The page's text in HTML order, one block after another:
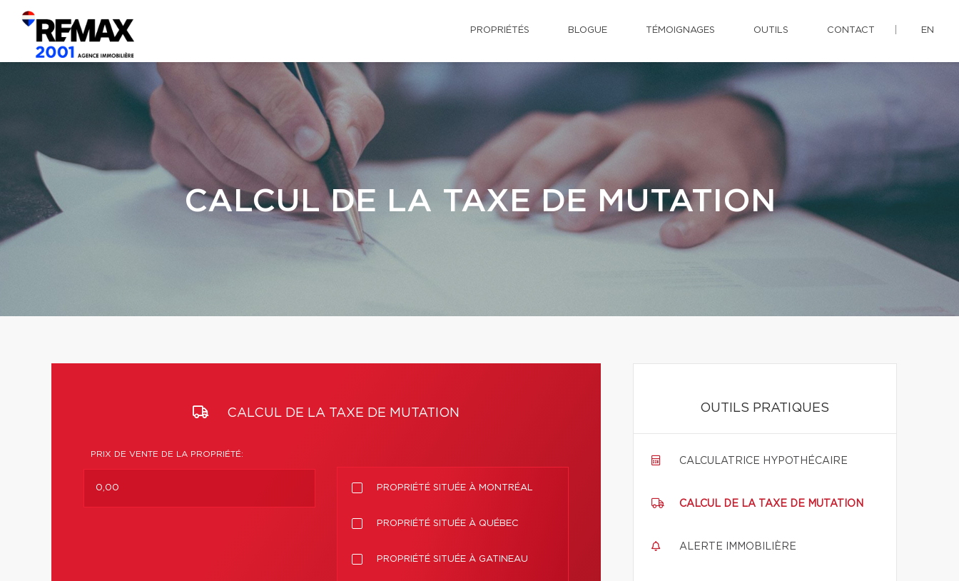
PROPRIÉTÉS BLOGUE TÉMOIGNAGES OUTILS CONTACT EN
CALCUL DE LA TAXE DE MUTATION
CALCUL DE LA TAXE DE MUTATION
PRIX DE VENTE DE LA PROPRIÉTÉ:
PROPRIÉTÉ SITUÉE À MONTRÉAL
PROPRIÉTÉ SITUÉE À QUÉBEC
PROPRIÉTÉ SITUÉE À GATINEAU
OUTILS PRATIQUES
CALCULATRICE HYPOTHÉCAIRE
CALCUL DE LA TAXE DE MUTATION
ALERTE IMMOBILIÈRE